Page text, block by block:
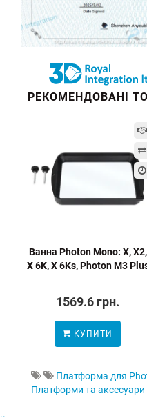
РЕКОМЕНДОВАНІ
Ванна Photon Mono: X, X2,
X 6K, X 6Ks, Photon M3
1569.6 грн.
КУПИТИ
Платформа для
Платформи та аксесуари
..